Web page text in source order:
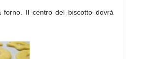
forno. Il centro del biscotto dovrà